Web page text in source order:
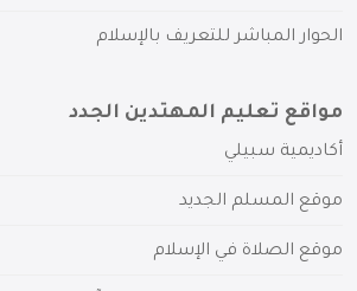
الحوار المباشر للتعريف بالإسلام
مواقع تعليم المهتدين الجدد
أكاديمية سبيلي
موقع المسلم الجديد
موقع الصلاة في الإسلام